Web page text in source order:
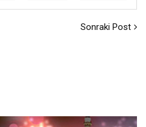
Sonraki Post